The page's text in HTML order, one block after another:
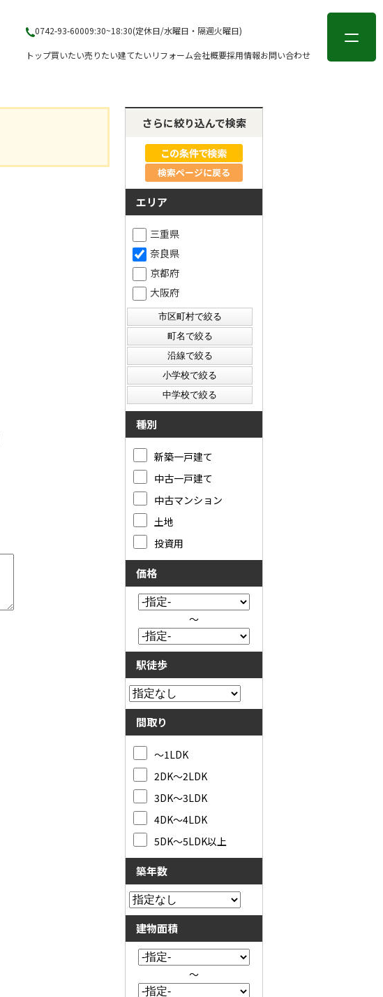
0742-93-60009:30~18:30(定休日/水曜日・隔週火曜日)
トップ買いたい売りたい建てたいリフォーム会社概要採用情報お問い合わせ
会員登録 ログイン
さらに絞り込んで検索
検索ページに戻る
エリア
三重県
奈良県
京都府
大阪府
種別
新築一戸建て
中古一戸建て
中古マンション
土地
投資用
価格
～
駅徒歩
間取り
～1LDK
2DK～2LDK
3DK～3LDK
4DK～4LDK
5DK～5LDK以上
築年数
建物面積
～